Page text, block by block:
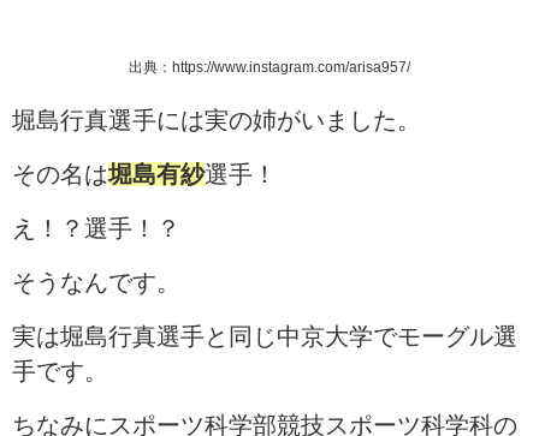
出典：https://www.instagram.com/arisa957/
堀島行真選手には実の姉がいました。
その名は堀島有紗選手！
え！？選手！？
そうなんです。
実は堀島行真選手と同じ中京大学でモーグル選
手です。
ちなみにスポーツ科学部競技スポーツ科学科の